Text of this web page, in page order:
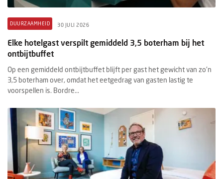
DUURZAAMHEID 30 JULI 2026
Elke hotelgast verspilt gemiddeld 3,5 boterham bij het
ontbijtbuffet
Op een gemiddeld ontbijtbuffet blijft per gast het gewicht van zo'n
3,5 boterham over, omdat het eetgedrag van gasten lastig te
voorspellen is. Bordre...